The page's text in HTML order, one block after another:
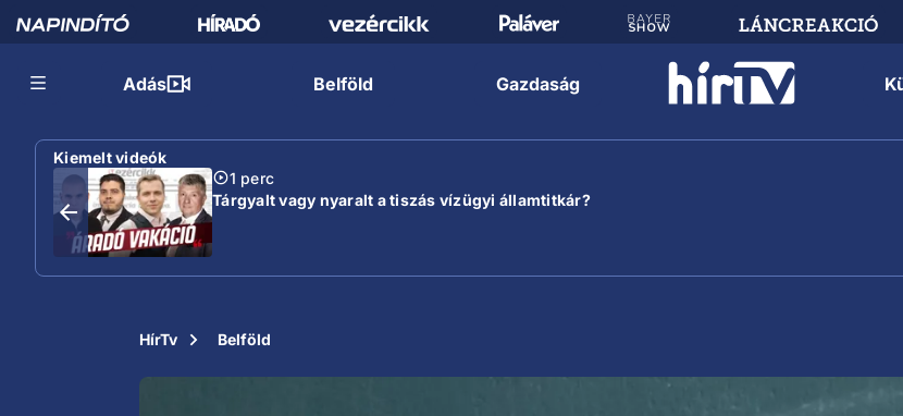
Adás Belföld Gazdaság
Kiemelt videók
1 perc
Tárgyalt vagy nyaralt a tiszás vízügyi államtitkár?
HírTv Belföld